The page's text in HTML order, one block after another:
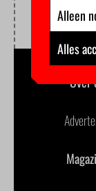
Over
Alleen
Alles